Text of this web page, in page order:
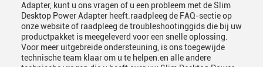
Adapter, kunt u ons vragen of u een probleem met de Slim
Desktop Power Adapter heeft.raadpleeg de FAQ-sectie op
onze website of raadpleeg de troubleshootinggids die bij uw
productpakket is meegeleverd voor een snelle oplossing.
Voor meer uitgebreide ondersteuning, is ons toegewijde
technische team klaar om u te helpen.en alle andere